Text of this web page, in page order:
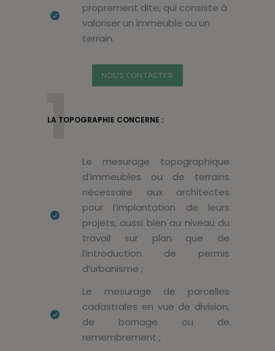
1
LA TOPOGRAPHIE CONCERNE :
Le mesurage topographique
d’immeubles ou de terrains
nécessaire aux architectes
pour l’implantation de leurs
projets, aussi bien au niveau du
travail sur plan que de
l’introduction de permis
d’urbanisme ;
Le mesurage de parcelles
cadastrales en vue de division,
de bornage ou de
remembrement ;
proprement dite, qui consiste à
valoriser un immeuble ou un
terrain.
NOUS CONTACTER